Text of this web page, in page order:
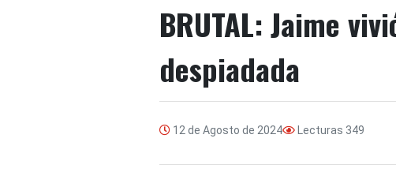
BRUTAL: Jaime
despiadada
12 de Agosto de 2024 Lecturas 349